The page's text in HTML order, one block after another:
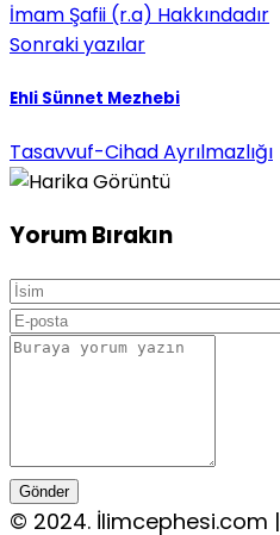
İmam Şafii (r.a) Hakkındadır
Sonraki yazılar
Ehli Sünnet Mezhebi
Tasavvuf-Cihad Ayrılmazlığı
Yorum Bırakın
Gönder
© 2024. İlimcephesi.com |